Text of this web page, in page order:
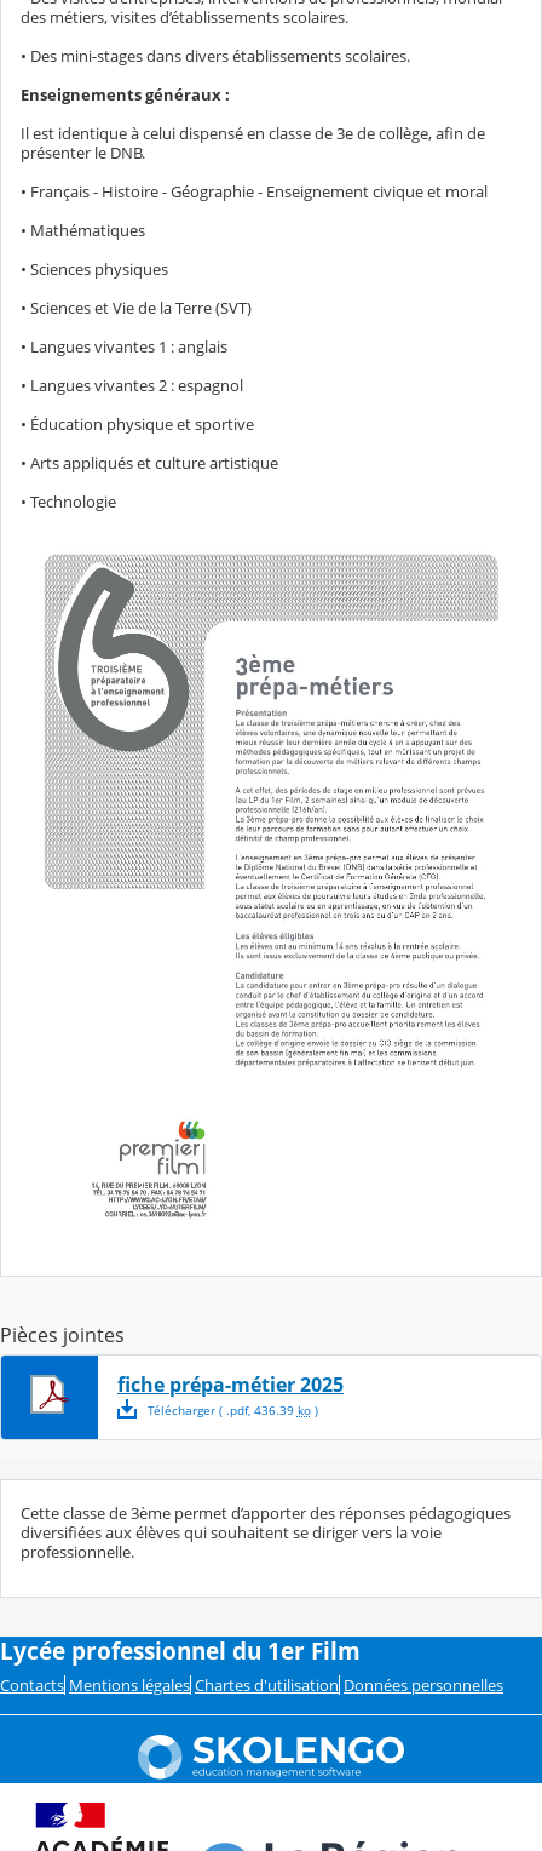
des métiers, visites d’établissements scolaires.
• Des mini-stages dans divers établissements scolaires.
Enseignements généraux :
Il est identique à celui dispensé en classe de 3e de collège, afin de
présenter le DNB.
• Français - Histoire - Géographie - Enseignement civique et moral
• Mathématiques
• Sciences physiques
• Sciences et Vie de la Terre (SVT)
• Langues vivantes 1 : anglais
• Langues vivantes 2 : espagnol
• Éducation physique et sportive
• Arts appliqués et culture artistique
• Technologie
Pièces jointes
fiche prépa-métier 2025
Télécharger( .pdf, 436.39 ko)
Cette classe de 3ème permet d’apporter des réponses pédagogiques
diversifiées aux élèves qui souhaitent se diriger vers la voie
professionnelle.
Lycée professionnel du 1er Film
Contacts Mentions légales Chartes d'utilisation Données personnelles